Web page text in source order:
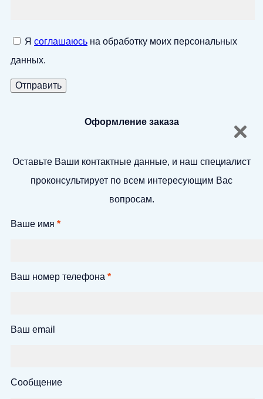
Я соглашаюсь на обработку моих персональных
данных.
Оформление заказа
Оставьте Ваши контактные данные, и наш специалист
проконсультирует по всем интересующим Вас
вопросам.
Ваше имя *
Ваш номер телефона *
Ваш email
Сообщение